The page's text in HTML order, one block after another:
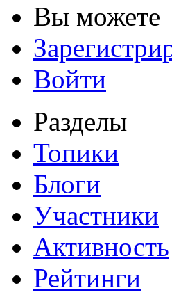
Вы можете
Войти
Разделы
Топики
Блоги
Участники
Активность
Рейтинги